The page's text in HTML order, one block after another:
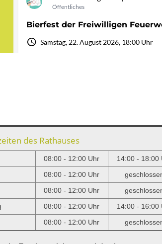
des Rathauses
08:00 - 12:00 Uhr
14:00 - 18:00
08:00 - 12:00 Uhr
08:00 - 12:00 Uhr
08:00 - 12:00 Uhr
14:00 - 16:00
08:00 - 12:00 Uhr